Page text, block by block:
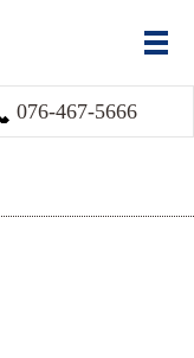
076-467-5666
メ